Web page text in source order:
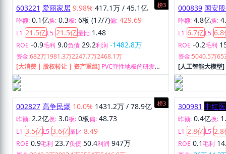
榜3
603221 爱丽家居 9.98% 417.1万 / 45.1亿
昨额: 0.1亿换: 0.3板: 6板 (17/7)偏: 429.69
L1 21.5亿L5 21.5亿量比 1.48
ROE -0.9毛利 9.0负债 29.2利润 -1482.8万
资金:682万1981.3万2247.7万2468.1万
[大消费 | 股权转让 | 资产重组] PVC弹性地板的研发、
生产和销售。
000839 国安
昨额: 4.8亿换:
L1 6.7亿L5 6.8
ROE -0.2毛利
资金:5040.5万
[人工智能大模型]
络业务、房地产
榜3
002827 高争民爆 10.0% 1431.2万 / 78.9亿
昨额: 2.2亿换: 3.0板: 0板偏: 48.73
L1 3.5亿L5 3.6亿量比 8.49
ROE 0.9毛利 23.7负债 50.4利润 947万
300981 中红
昨额: 0.4亿换:
L1 2.8亿L5 2.8
ROE 0.1毛利